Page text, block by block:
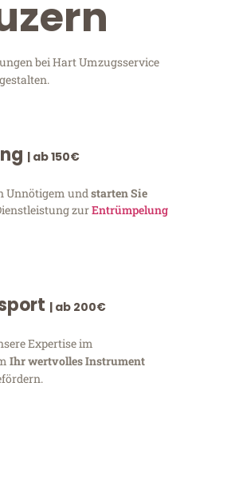
bei Hart Umzugsservice
| ab 150€
Unnötigem undstarten Sie
zurEntrümpelung
| ab 200€
Expertise im
Ihr wertvolles Instrument